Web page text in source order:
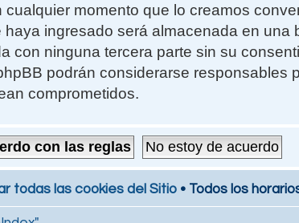
momento que lo creamos
ingresado será almacenada en una
con ninguna tercera parte sin su
podrán considerarse responsables
comprometidos.
todas las cookies del Sitio • Todos los